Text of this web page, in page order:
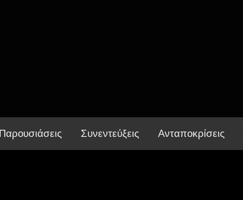
Παρουσιάσεις Συνεντεύξεις Ανταποκρίσεις